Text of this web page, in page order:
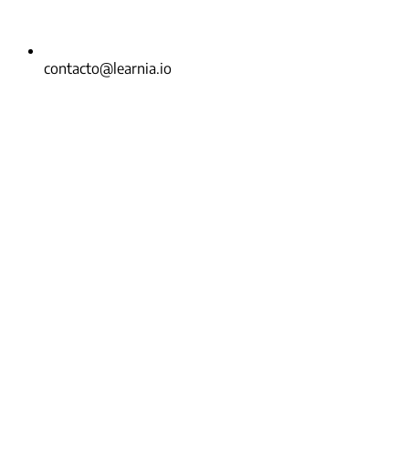
contacto@learnia.io